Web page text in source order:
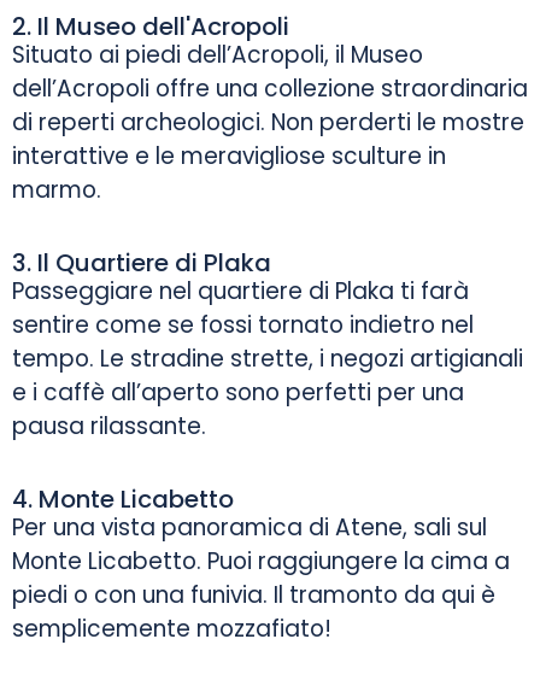
2. Il Museo dell'Acropoli
Situato ai piedi dell’Acropoli, il Museo
dell’Acropoli offre una collezione straordinaria
di reperti archeologici. Non perderti le mostre
interattive e le meravigliose sculture in
marmo.
3. Il Quartiere di Plaka
Passeggiare nel quartiere di Plaka ti farà
sentire come se fossi tornato indietro nel
tempo. Le stradine strette, i negozi artigianali
e i caffè all’aperto sono perfetti per una
pausa rilassante.
4. Monte Licabetto
Per una vista panoramica di Atene, sali sul
Monte Licabetto. Puoi raggiungere la cima a
piedi o con una funivia. Il tramonto da qui è
semplicemente mozzafiato!